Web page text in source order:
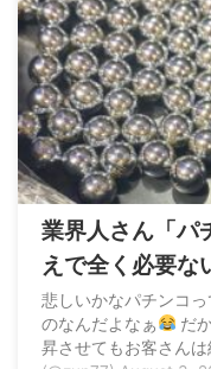
業界人さん「パ
えで全く必要な
チンコ利益を上
しないし離れる
悲しいかなパチンコ
のなんだよなぁ
だ
昇させてもお客さん